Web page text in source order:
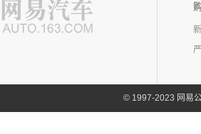
©1997-2023 网易